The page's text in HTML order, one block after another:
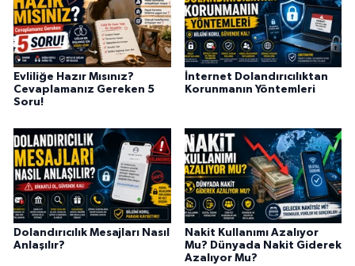
Evliliğe Hazır Mısınız?
Cevaplamanız Gereken 5
Soru!
İnternet Dolandırıcılıktan
Korunmanın Yöntemleri
Dolandırıcılık Mesajları Nasıl
Anlaşılır?
Nakit Kullanımı Azalıyor
Mu? Dünyada Nakit Giderek
Azalıyor Mu?